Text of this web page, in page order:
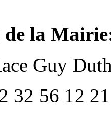
de la
Guy
32 56 12 21